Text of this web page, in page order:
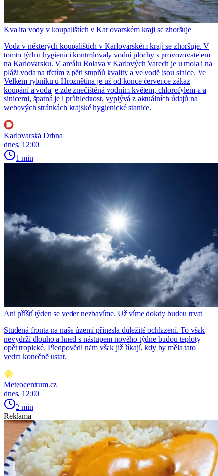
Kvalita vody v koupalištích v Karlovarském kraji se zhoršuje
Voda v některých koupalištích v Karlovarském kraji se zhoršuje. V
tomto týdnu hygienici kontrolovaly vodní plochy s provozovatelem
na Karlovarsku. V areálu Rolava v Karlových Varech je u mola i na
pláži voda na třetím z pěti stupňů kvality a ve vodě jsou sinice. Ve
Velkém rybníku u Hroznětína je už od konce července zákaz
koupání a voda je zde znečištěná vodním květem, chlorofylem-a a
sinicemi, špatná je i průhlednost, vyplývá z aktuálních údajů na
webových stránkách krajské hygienické stanice.
Karlovarská Drbna
dnes, 12:00
1 min
Ani příští týden se veder nezbavíme. Už víme dokdy budou trvat
Studená fronta na naše území přinesla důležité ochlazení. To však
nevydrží dlouho a hned s nástupem nového týdne budou teploty
opět tropické. Předpovědi nám však již říkají, kdy by měla tato
vedra konečně ustat.
Meteocentrum.cz
dnes, 12:00
2 min
Reklama